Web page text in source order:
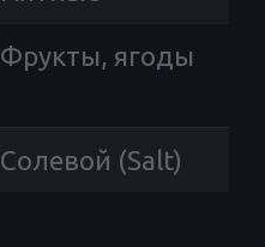
Фрукты, ягоды
Солевой (Salt)